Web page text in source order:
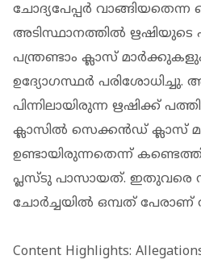
ചോദ്യപേപ്പർ വാങ്ങിയതെന്ന
അടിസ്ഥാനത്തിൽ ഋഷിയുടെ
പന്ത്രണ്ടാം ക്ലാസ്
ഉദ്യോഗസ്ഥർ
പിന്നിലായിരുന്ന ഋഷിക്ക്
ക്ലാസിൽ സെക്കൻഡ് ക്ലാസ്
ഉണ്ടായിരുന്നതെന്ന്
പ്ലസ്ടു പാസായത്. ഇതുവരെ
ചോർച്ചയിൽ ഒമ്പത് പേരാണ്
Content Highlights: